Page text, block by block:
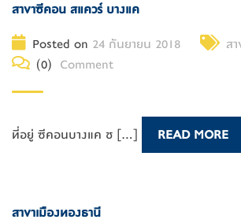
สาขาซีคอน สแควร์ บางแค
Posted on 24 กันยายน 2018
ส
(0) Comment
ที่อยู่ ซีคอนบางแค ช [...] READ MORE
สาขาเมืองทองธานี